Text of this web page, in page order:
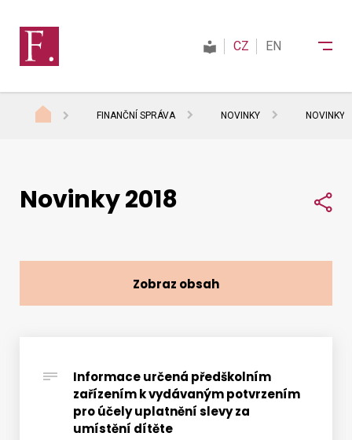
Daně
Kontakty
Vyhledat na webu
CZ EN
FINANČNÍ SPRÁVA NOVINKY NOVINKY
Informace určená předškolním
zařízením k vydávaným potvrzením
pro účely uplatnění slevy za
umístění dítěte
Novinky 2018
Zobraz obsah